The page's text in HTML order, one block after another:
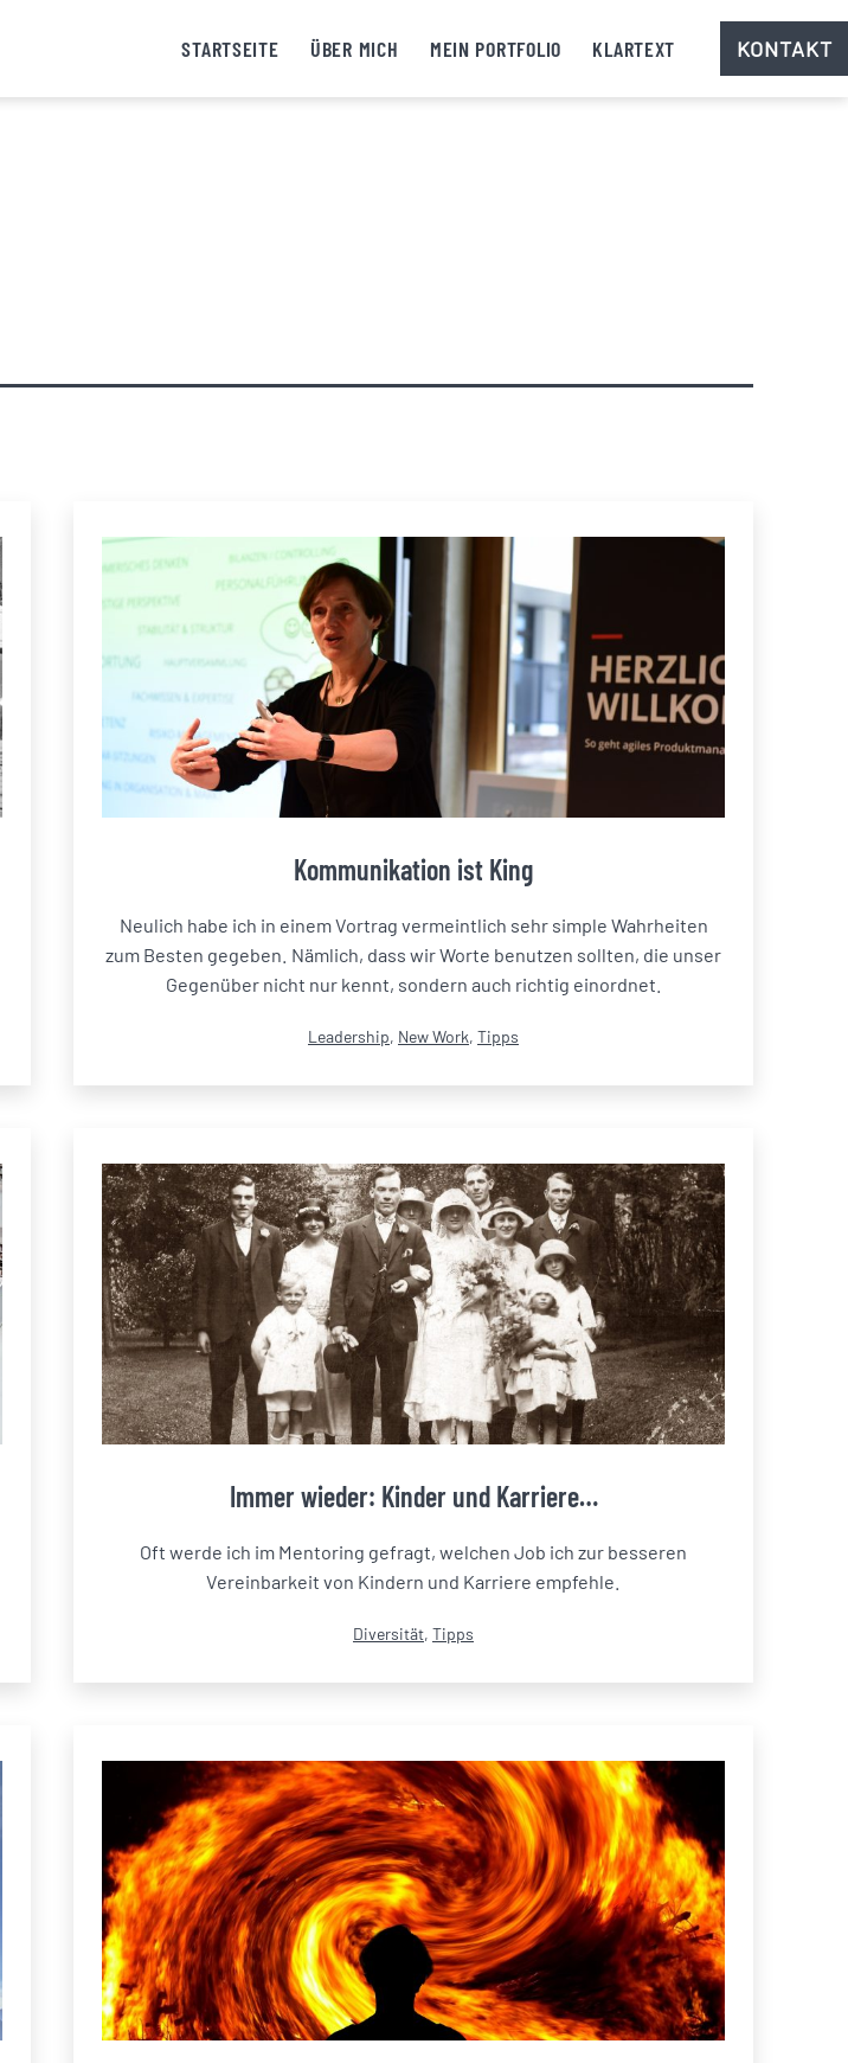
STARTSEITE ÜBER MICH MEIN PORTFOLIO KLARTEXT KONTAKT
Kommunikation ist King
Neulich habe ich in einem Vortrag vermeintlich sehr simple Wahrheiten
zum Besten gegeben. Nämlich, dass wir Worte benutzen sollten, die unser
Gegenüber nicht nur kennt, sondern auch richtig einordnet.
Kategorisiert
Leadership, New Work, Tipps
Immer wieder: Kinder und Karriere…
Oft werde ich im Mentoring gefragt, welchen Job ich zur besseren
Vereinbarkeit von Kindern und Karriere empfehle.
Kategorisiert
Diversität, Tipps